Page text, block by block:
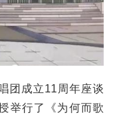
团成立11周年座谈
举行了《为何而歌